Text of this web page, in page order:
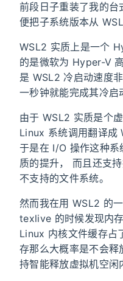
前段日子重装了我的
便把子系统版本从
WSL2 实质上是一个
的是微软为 Hyper-V
是 WSL2 冷启动速度
一秒钟就能完成其冷启
由于 WSL2 实质是个
Linux 系统调用翻译成
于是在 I/O 操作这种系
质的提升， 而且还支
不支持的文件系统。
然而我在用 WSL2 的
texlive 的时候发现内
Linux 内核文件缓存占
存那么大概率是不会
持智能释放虚拟机空闲